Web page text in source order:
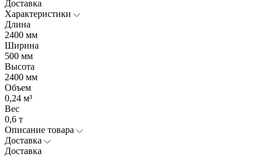
Доставка
Характеристики
Длина
2400 мм
Ширина
500 мм
Высота
2400 мм
Объем
0,24 м³
Вес
0,6 т
Описание товара
Доставка
Доставка